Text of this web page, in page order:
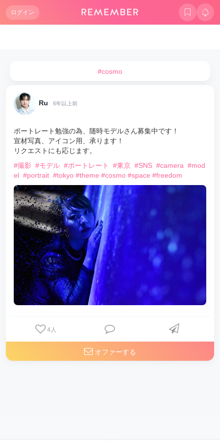
ログイン
#cosmo
Ru 6年以上前
ポートレート勉強の為、随時モデルさん募集中です！
宣材写真、アイコン用、承ります！
リクエストにも応じます。
#撮影 #モデル #ポートレート #東京 #SNS #camera #mod
el #portrait #tokyo #theme #cosmo #space #freedom
4人
オファーする